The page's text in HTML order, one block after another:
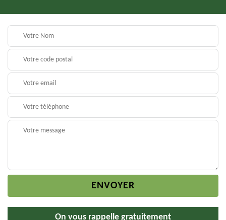
On vous rappelle gratuitement